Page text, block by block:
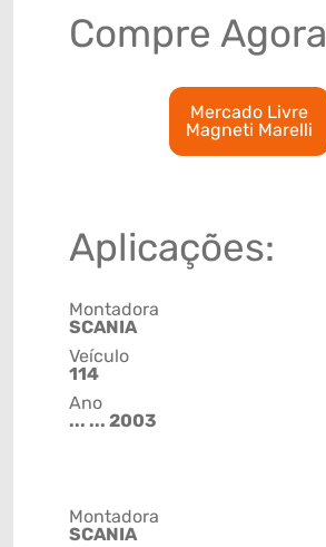
Compre Agora
Mercado Livre
Magneti Marelli
Aplicações:
Montadora
SCANIA
Veículo
114
Ano
... ... 2003
Montadora
SCANIA